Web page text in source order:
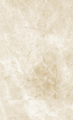
院頂きやすい環境